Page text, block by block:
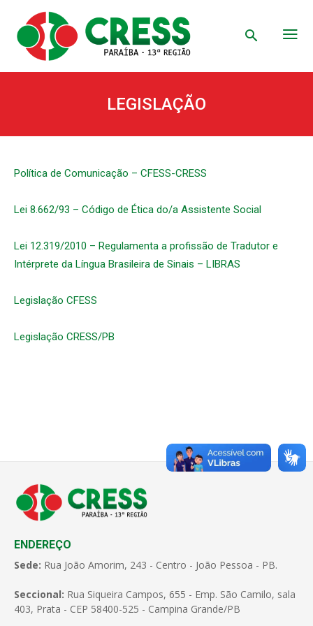
LEGISLAÇÃO
Política de Comunicação – CFESS-CRESS
Lei 8.662/93 – Código de Ética do/a Assistente Social
Lei 12.319/2010 – Regulamenta a profissão de Tradutor e
Intérprete da Língua Brasileira de Sinais – LIBRAS
Legislação CFESS
Legislação CRESS/PB
ENDEREÇO
Sede: Rua João Amorim, 243 - Centro - João Pessoa - PB.
Seccional: Rua Siqueira Campos, 655 - Emp. São Camilo, sala
403, Prata - CEP 58400-525 - Campina Grande/PB